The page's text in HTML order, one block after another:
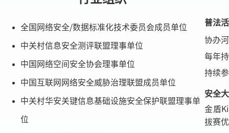
全国网络安全/数据标准化技术委员会成员单位
中关村信息安全测评联盟理事单位
中国网络空间安全协会理事单位
中国互联网网络安全威胁治理联盟成员单位
中关村华安关键信息基础设施安全保护联盟理事单
位
普法
协办
每年
持续
安全
金盾
拔赛